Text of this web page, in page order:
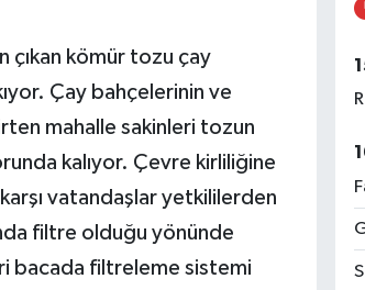
çıkan kömür tozu çay
Çay bahçelerinin ve
mahalle sakinleri tozun
kalıyor. Çevre kirliliğine
vatandaşlar yetkililerden
filtre olduğu yönünde
bacada filtreleme sistemi